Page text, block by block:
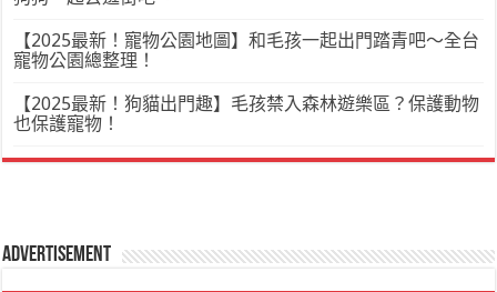
【2025最新！寵物公園地圖】和毛孩一起出門踏青吧～全台
寵物公園總整理！
【2025最新！狗貓出門趣】毛孩禁入森林遊樂區？保護動物
也保護寵物！
Advertisement